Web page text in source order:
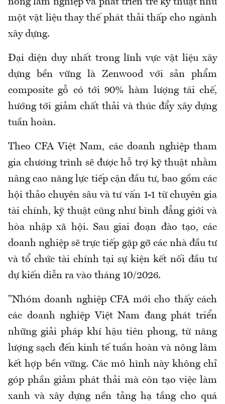
một vật liệu thay thế phát thải thấp cho ngành
xây dựng.
Đại diện duy nhất trong lĩnh vực vật liệu xây
dựng bền vững là Zenwood với sản phẩm
composite gỗ có tới 90% hàm lượng tái chế,
hướng tới giảm chất thải và thúc đẩy xây dựng
tuần hoàn.
Theo CFA Việt Nam, các doanh nghiệp tham
gia chương trình sẽ được hỗ trợ kỹ thuật nhằm
nâng cao năng lực tiếp cận đầu tư, bao gồm các
hội thảo chuyên sâu và tư vấn 1-1 từ chuyên gia
tài chính, kỹ thuật cũng như bình đẳng giới và
hòa nhập xã hội. Sau giai đoạn đào tạo, các
doanh nghiệp sẽ trực tiếp gặp gỡ các nhà đầu tư
và tổ chức tài chính tại sự kiện kết nối đầu tư
dự kiến diễn ra vào tháng 10/2026.
"Nhóm doanh nghiệp CFA mới cho thấy cách
các doanh nghiệp Việt Nam đang phát triển
những giải pháp khí hậu tiên phong, từ năng
lượng sạch đến kinh tế tuần hoàn và nông lâm
kết hợp bền vững. Các mô hình này không chỉ
góp phần giảm phát thải mà còn tạo việc làm
xanh và xây dựng nền tảng hạ tầng cho quá